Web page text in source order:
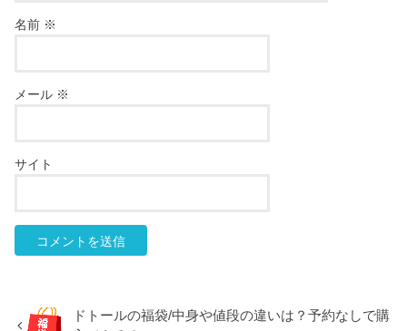
名前 ※
メール ※
サイト
ドトールの福袋/中身や値段の違いは？予約なしで購